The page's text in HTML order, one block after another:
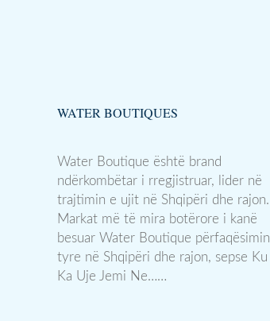
WATER BOUTIQUES
Water Boutique është brand
ndërkombëtar i rregjistruar, lider në
trajtimin e ujit në Shqipëri dhe rajon.
Markat më të mira botërore i kanë
besuar Water Boutique
tyre në Shqipëri dhe rajon, sepse Ku
Ka Uje Jemi Ne……